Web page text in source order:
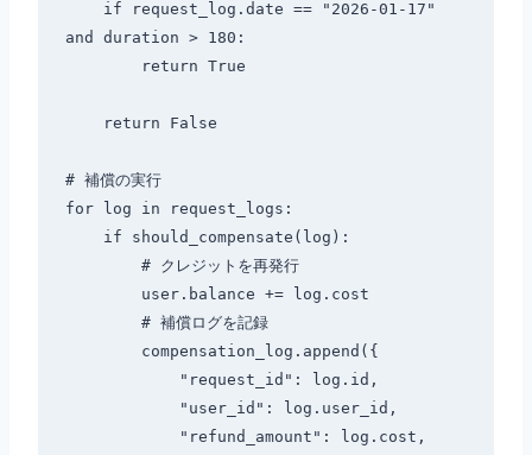
and duration > 180:
# 補償の実行
for log in request_logs: